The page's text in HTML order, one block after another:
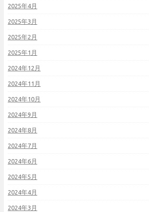
2025年4月
2025年3月
2025年2月
2025年1月
2024年12月
2024年11月
2024年10月
2024年9月
2024年8月
2024年7月
2024年6月
2024年5月
2024年4月
2024年3月